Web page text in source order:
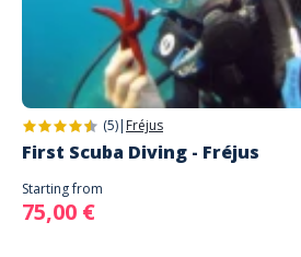
(5)| Fréjus
First Scuba Diving - Fréjus
Starting from
75,00 €